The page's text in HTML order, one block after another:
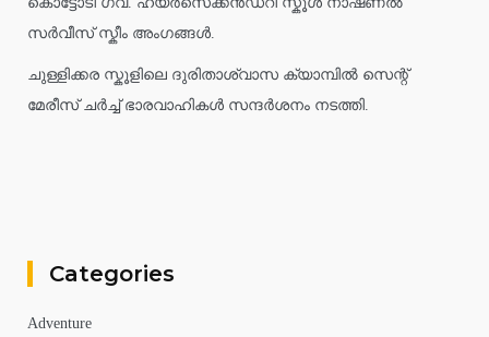
സർവീസ് സ്കീം അംഗങ്ങൾ.
ചുള്ളിക്കര സ്കൂളിലെ ദുരിതാശ്വാസ ക്യാമ്പിൽ സെന്റ്
മേരീസ് ചർച്ച് ഭാരവാഹികൾ സന്ദർശനം നടത്തി.
Categories
Adventure